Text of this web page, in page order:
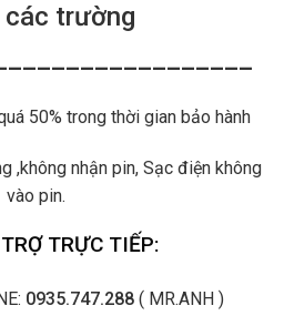
trường
50% trong thời gian bảo hành
,không nhận pin, Sạc điện không
vào pin.
TRỰC TIẾP:
0935.747.288 ( MR.ANH )